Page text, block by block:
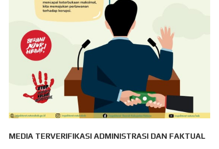
MEDIA TERVERIFIKASI ADMINISTRASI DAN FAKTUAL